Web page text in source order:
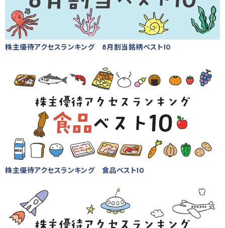
株主優待アクセスランキング 8月割当銘柄ベスト10
株主優待アクセスランキング 食品ベスト10